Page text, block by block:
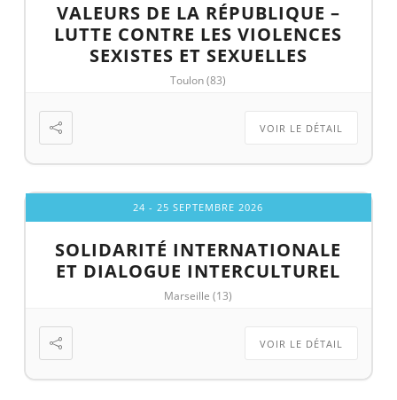
VALEURS DE LA RÉPUBLIQUE –
LUTTE CONTRE LES VIOLENCES
SEXISTES ET SEXUELLES
Toulon (83)
VOIR LE DÉTAIL
24 - 25 SEPTEMBRE 2026
SOLIDARITÉ INTERNATIONALE
ET DIALOGUE INTERCULTUREL
Marseille (13)
VOIR LE DÉTAIL